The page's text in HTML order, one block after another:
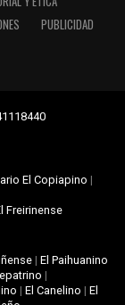
PUBLICIDAD
El Copiapino |
Freirinense
| El Paihuanino
|
|El Canelino |El